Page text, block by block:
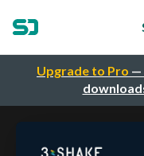
Upgrade to Pro —